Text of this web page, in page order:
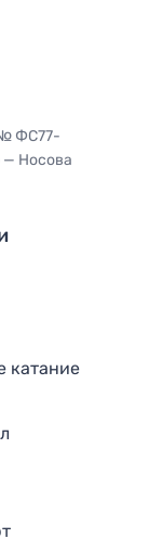
№ ФС77-
— Носова
катание